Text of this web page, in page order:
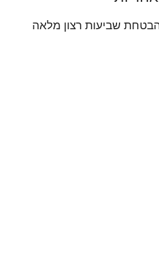
שביעות רצון מלאה